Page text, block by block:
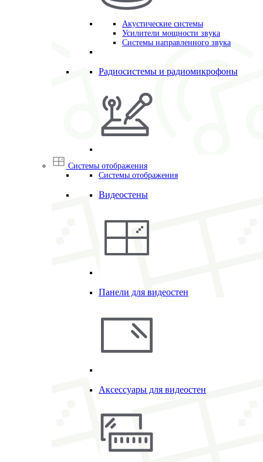
Акустические системы
Усилители мощности звука
Системы направленного звука
Радиосистемы и радиомикрофоны
Системы отображения
Системы отображения
Видеостены
Панели для видеостен
Аксессуары для видеостен